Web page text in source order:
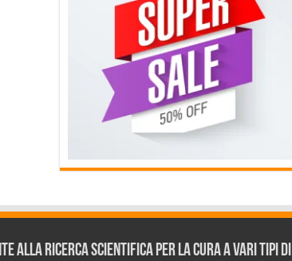
alla ricerca scientifica per la cura a vari tipi di